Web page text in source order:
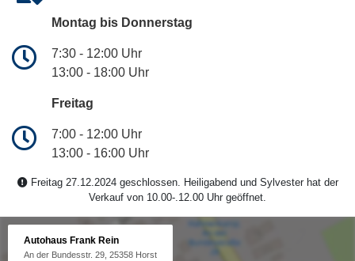
Montag bis Donnerstag
7:30 - 12:00 Uhr
13:00 - 18:00 Uhr
Freitag
7:00 - 12:00 Uhr
13:00 - 16:00 Uhr
Freitag 27.12.2024 geschlossen. Heiligabend und Sylvester hat der
Verkauf von 10.00-.12.00 Uhr geöffnet.
Autohaus Frank Rein
An der Bundesstr. 29, 25358 Horst